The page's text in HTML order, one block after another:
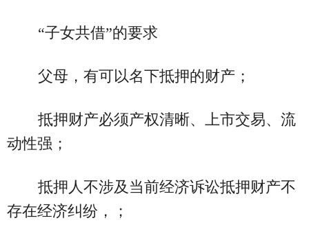
“子女共借”的要求
父母，有可以名下抵押的财产；
抵押财产必须产权清晰、上市交易、流
动性强；
抵押人不涉及当前经济诉讼抵押财产不
存在经济纠纷，；